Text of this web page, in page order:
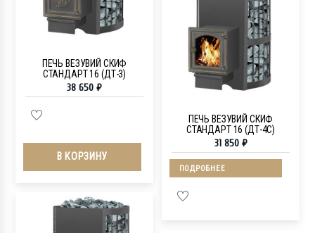
ПЕЧЬ ВЕЗУВИЙ СКИФ
СТАНДАРТ 16 (ДТ-3)
38 650 ₽
В КОРЗИНУ
ПЕЧЬ ВЕЗУВИЙ СКИФ
СТАНДАРТ 16 (ДТ-4С)
31 850 ₽
ПОДРОБНЕЕ